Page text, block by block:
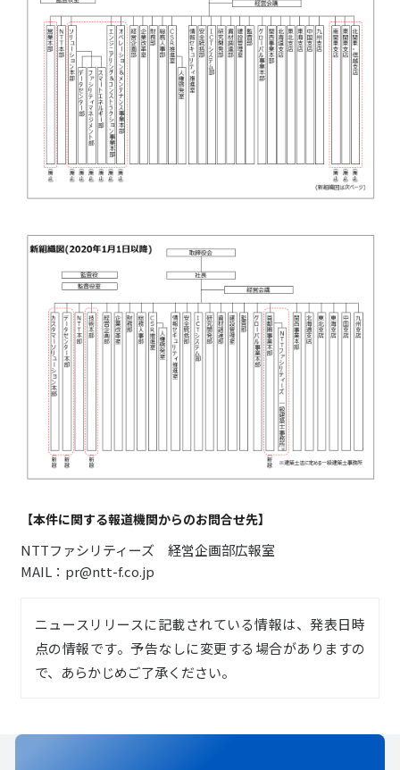
【本件に関する報道機関からのお問合せ先】
NTTファシリティーズ 経営企画部広報室
MAIL：pr@ntt-f.co.jp
ニュースリリースに記載されている情報は、発表日時
点の情報です。予告なしに変更する場合がありますの
で、あらかじめご了承ください。